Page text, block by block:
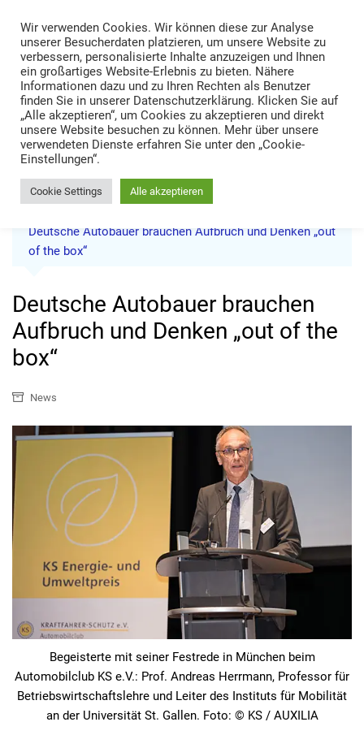
content
TRANS LOGISTIK NEWS
Technik • Kompetenz • Management
Deutsche Autobauer brauchen Aufbruch und Denken „out
of the box“
Deutsche Autobauer brauchen
Aufbruch und Denken „out of the
box“
News
Begeisterte mit seiner Festrede in München beim
Automobilclub KS e.V.: Prof. Andreas Herrmann, Professor für
Betriebswirtschaftslehre und Leiter des Instituts für Mobilität
an der Universität St. Gallen. Foto: © KS / AUXILIA
Wir verwenden Cookies. Wir können diese zur Analyse
unserer Besucherdaten platzieren, um unsere Website zu
verbessern, personalisierte Inhalte anzuzeigen und Ihnen
ein großartiges Website-Erlebnis zu bieten. Nähere
Informationen dazu und zu Ihren Rechten als Benutzer
finden Sie in unserer Datenschutzerklärung. Klicken Sie auf
„Alle akzeptieren“, um Cookies zu akzeptieren und direkt
unsere Website besuchen zu können. Mehr über unsere
verwendeten Dienste erfahren Sie unter den „Cookie-
Einstellungen“.
Cookie Settings Alle akzeptieren